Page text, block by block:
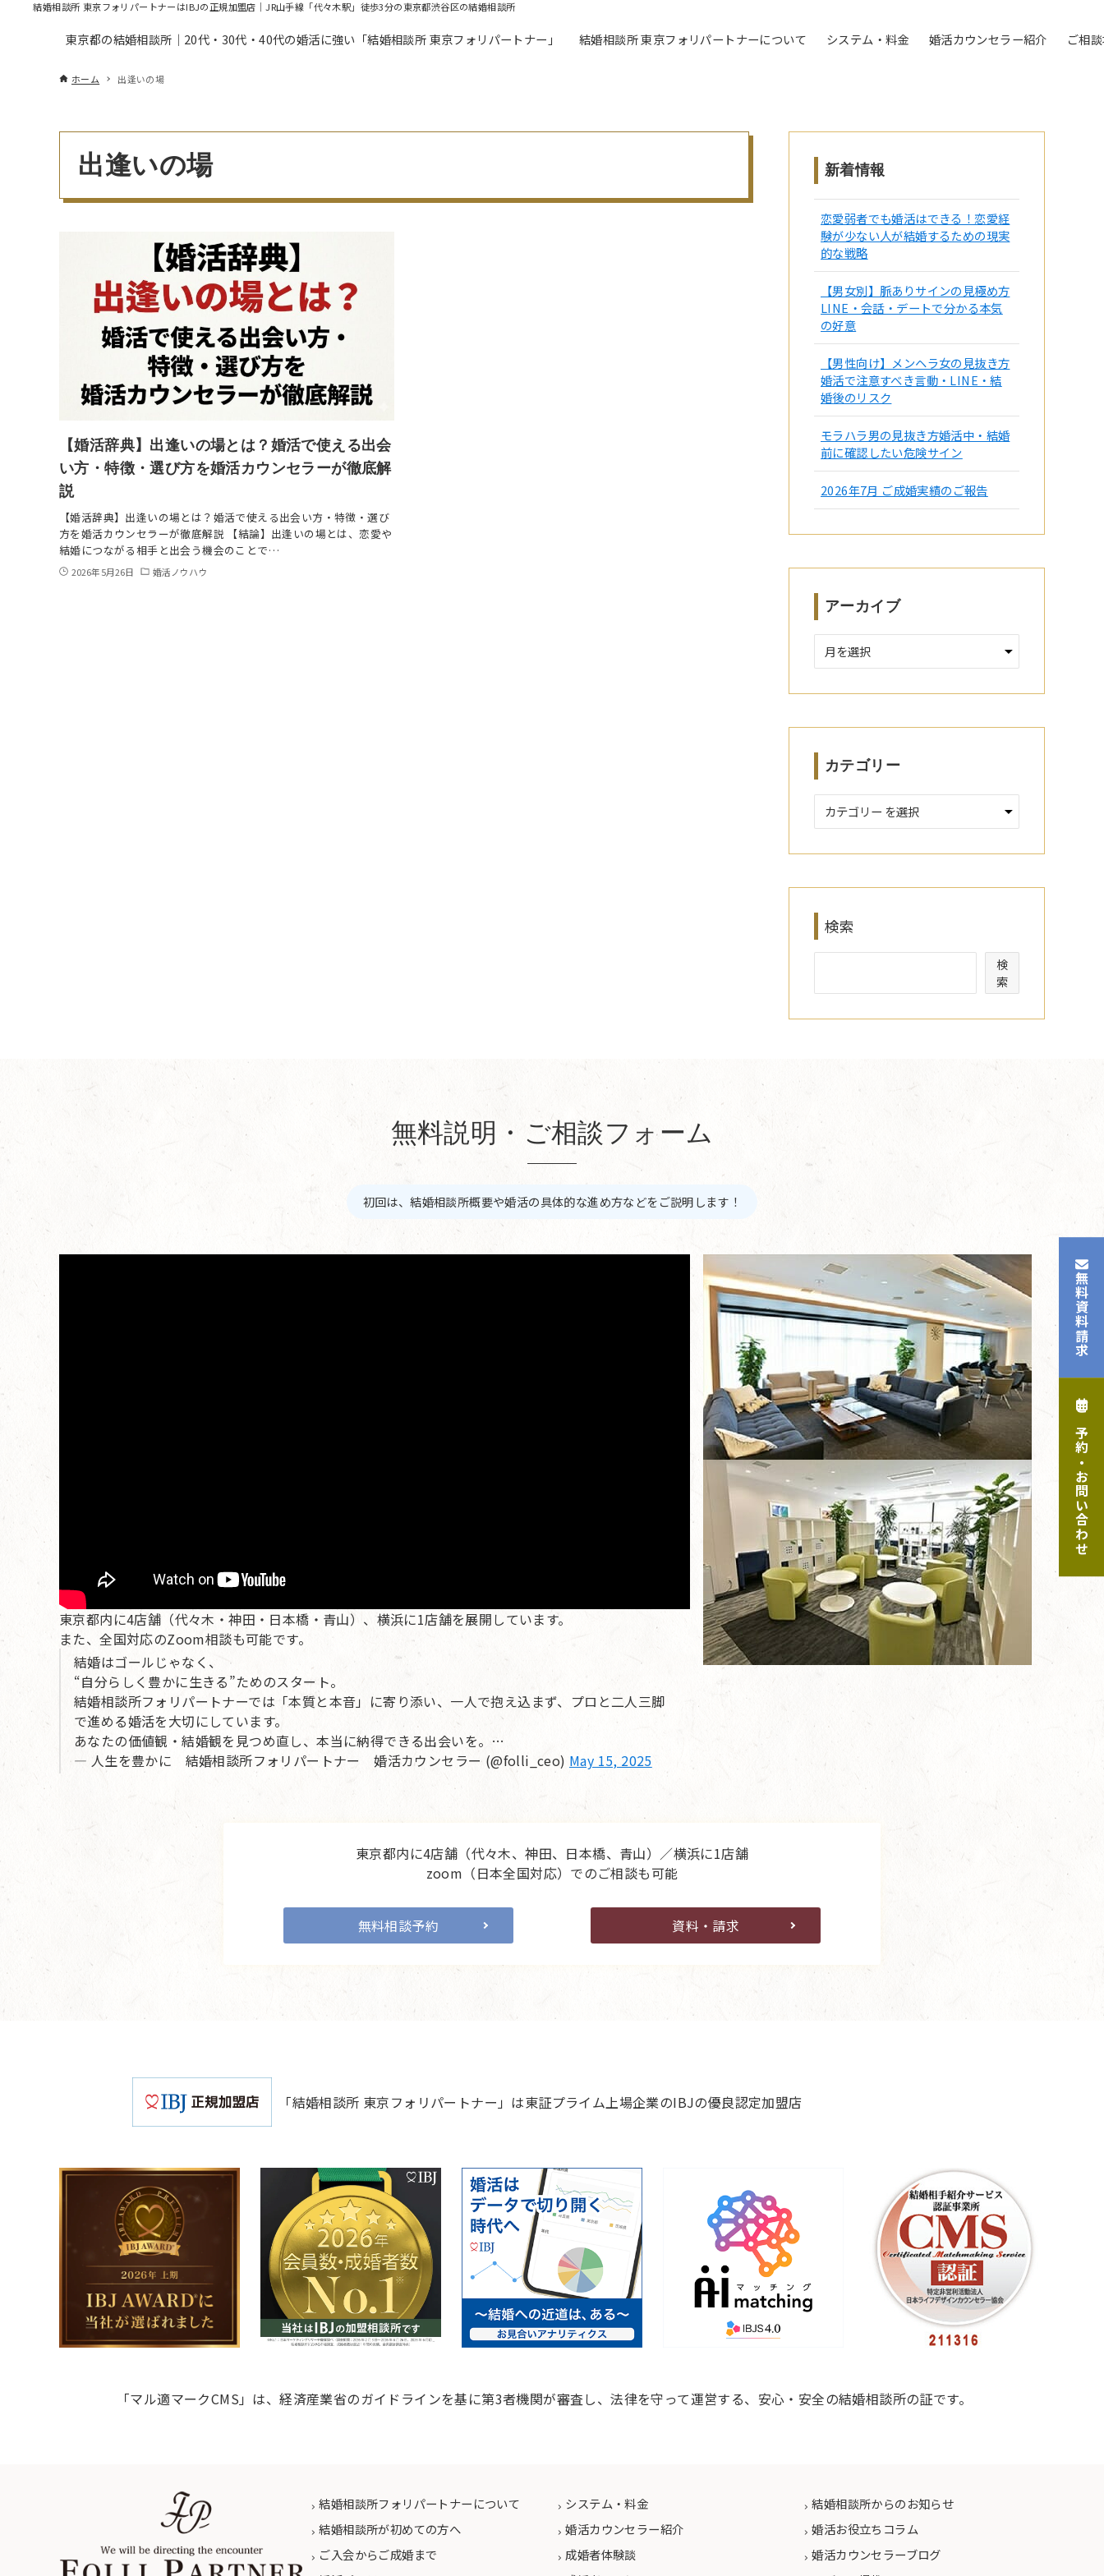
結婚相談所 東京フォリパートナーはIBJの正規加盟店｜JR山手線「代々木駅」徒歩3分の東京都渋谷区の結婚相談所
東京都の結婚相談所｜20代・30代・40代の婚活に強い「結婚相談所 東京フォリパートナー」 結婚相談所 東京フォリパートナーについて システム・料金 婚活カウンセラー紹介 ご相
ホーム 出逢いの場
出逢いの場
【婚活辞典】出逢いの場とは？婚活で使える出会
い方・特徴・選び方を婚活カウンセラーが徹底解
説
【婚活辞典】出逢いの場とは？婚活で使える出会い方・特徴・選び
方を婚活カウンセラーが徹底解説 【結論】出逢いの場とは、恋愛や
結婚につながる相手と出会う機会のことで…
2026年5月26日 婚活ノウハウ
新着情報
恋愛弱者でも婚活はできる！恋愛経
験が少ない人が結婚するための現実
的な戦略
【男女別】脈ありサインの見極め方
LINE・会話・デートで分かる本気
の好意
【男性向け】メンヘラ女の見抜き方
婚活で注意すべき言動・LINE・結
婚後のリスク
モラハラ男の見抜き方婚活中・結婚
前に確認したい危険サイン
2026年7月 ご成婚実績のご報告
アーカイブ
ー
イ
カテゴリー
検索
検
索
無料説明・ご相談フォーム
初回は、結婚相談所概要や婚活の具体的な進め方などをご説明します！
東京都内に4店舗（代々木・神田・日本橋・青山）、横浜に1店舗を展開しています。
また、全国対応のZoom相談も可能です。
結婚はゴールじゃなく、
“自分らしく豊かに生きる”ためのスタート。
結婚相談所フォリパートナーでは「本質と本音」に寄り添い、一人で抱え込まず、プロと二人三脚
で進める婚活を大切にしています。
あなたの価値観・結婚観を見つめ直し、本当に納得できる出会いを。…
— 人生を豊かに 結婚相談所フォリパートナー 婚活カウンセラー (@folli_ceo) May 15, 2025
東京都内に4店舗（代々木、神田、日本橋、青山）／横浜に1店舗
zoom（日本全国対応）でのご相談も可能
無料相談予約 資料・請求
「結婚相談所 東京フォリパートナー」は東証プライム上場企業のIBJの優良認定加盟店
「マル適マークCMS」は、経済産業省のガイドラインを基に第3者機関が審査し、法律を守って運営する、安心・安全の結婚相談所の証です。
結婚相談所フォリパートナーについて
結婚相談所が初めての方へ
ご入会からご成婚まで
システム・料金
婚活カウンセラー紹介
成婚者体験談
結婚相談所からのお知らせ
婚活お役立ちコラム
婚活カウンセラーブログ
無料資料請求
ご予約・お問い合わせ